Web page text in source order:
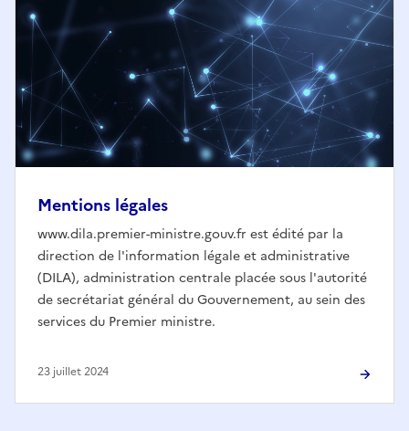
Mentions légales
www.dila.premier-ministre.gouv.fr est édité par la
direction de l'information légale et administrative
(DILA), administration centrale placée sous l'autorité
de secrétariat général du Gouvernement, au sein des
services du Premier ministre.
23 juillet 2024